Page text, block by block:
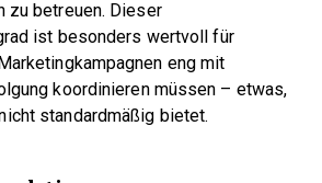
zu betreuen. Dieser
ist besonders wertvoll für
eng mit
koordinieren müssen – etwas,
standardmäßig bietet.